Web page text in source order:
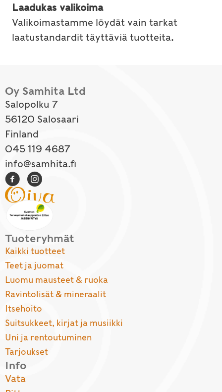
Laadukas valikoima
Valikoimastamme löydät vain tarkat
laatustandardit täyttäviä tuotteita.
Oy Samhita Ltd
Salopolku 7
56120 Salosaari
Finland
045 119 4687
info@samhita.fi
Tuoteryhmät
Kaikki tuotteet
Teet ja juomat
Luomu mausteet & ruoka
Ravintolisät & mineraalit
Itsehoito
Suitsukkeet, kirjat ja musiikki
Uni ja rentoutuminen
Tarjoukset
Info
Vata